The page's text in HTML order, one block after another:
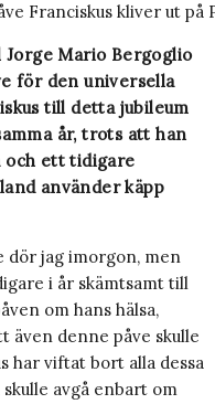
Franciskus kliver ut
Mario Bergoglio
för den universella
till detta jubileum
år, trots att han
och ett tidigare
använder käpp
dör jag imorgon, men
i år skämtsamt till
om hans hälsa,
även denne påve skulle
har viftat bort alla dessa
avgå enbart om